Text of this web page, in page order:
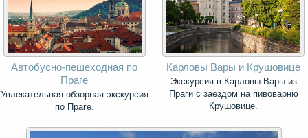
Автобусно-пешеходная по
Праге
Увлекательная обзорная экскурсия
по Праге.
Карловы Вары и Крушовице
Экскурсия в Карловы Вары из
Праги с заездом на пивоварню
Крушовице.